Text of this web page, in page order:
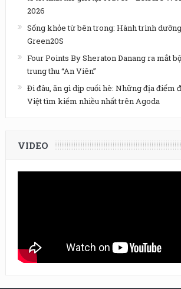
2026
Sống khỏe từ bên trong: Hành trình
Green20S
Four Points By Sheraton Danang ra mắt
trung thu “An Viên”
Đi đâu, ăn gì dịp cuối hè: Những địa điểm
Việt tìm kiếm nhiều nhất trên Agoda
VIDEO